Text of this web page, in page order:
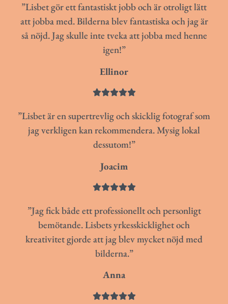
”Lisbet gör ett fantastiskt jobb och är otroligt lätt
att jobba med. Bilderna blev fantastiska och jag är
så nöjd. Jag skulle inte tveka att jobba med henne
igen!”
Ellinor

”Lisbet är en supertrevlig och skicklig fotograf som
jag verkligen kan rekommendera. Mysig lokal
dessutom!”
Joacim

”Jag fick både ett professionellt och personligt
bemötande. Lisbets yrkesskicklighet och
kreativitet gjorde att jag blev mycket nöjd med
bilderna.”
Anna
